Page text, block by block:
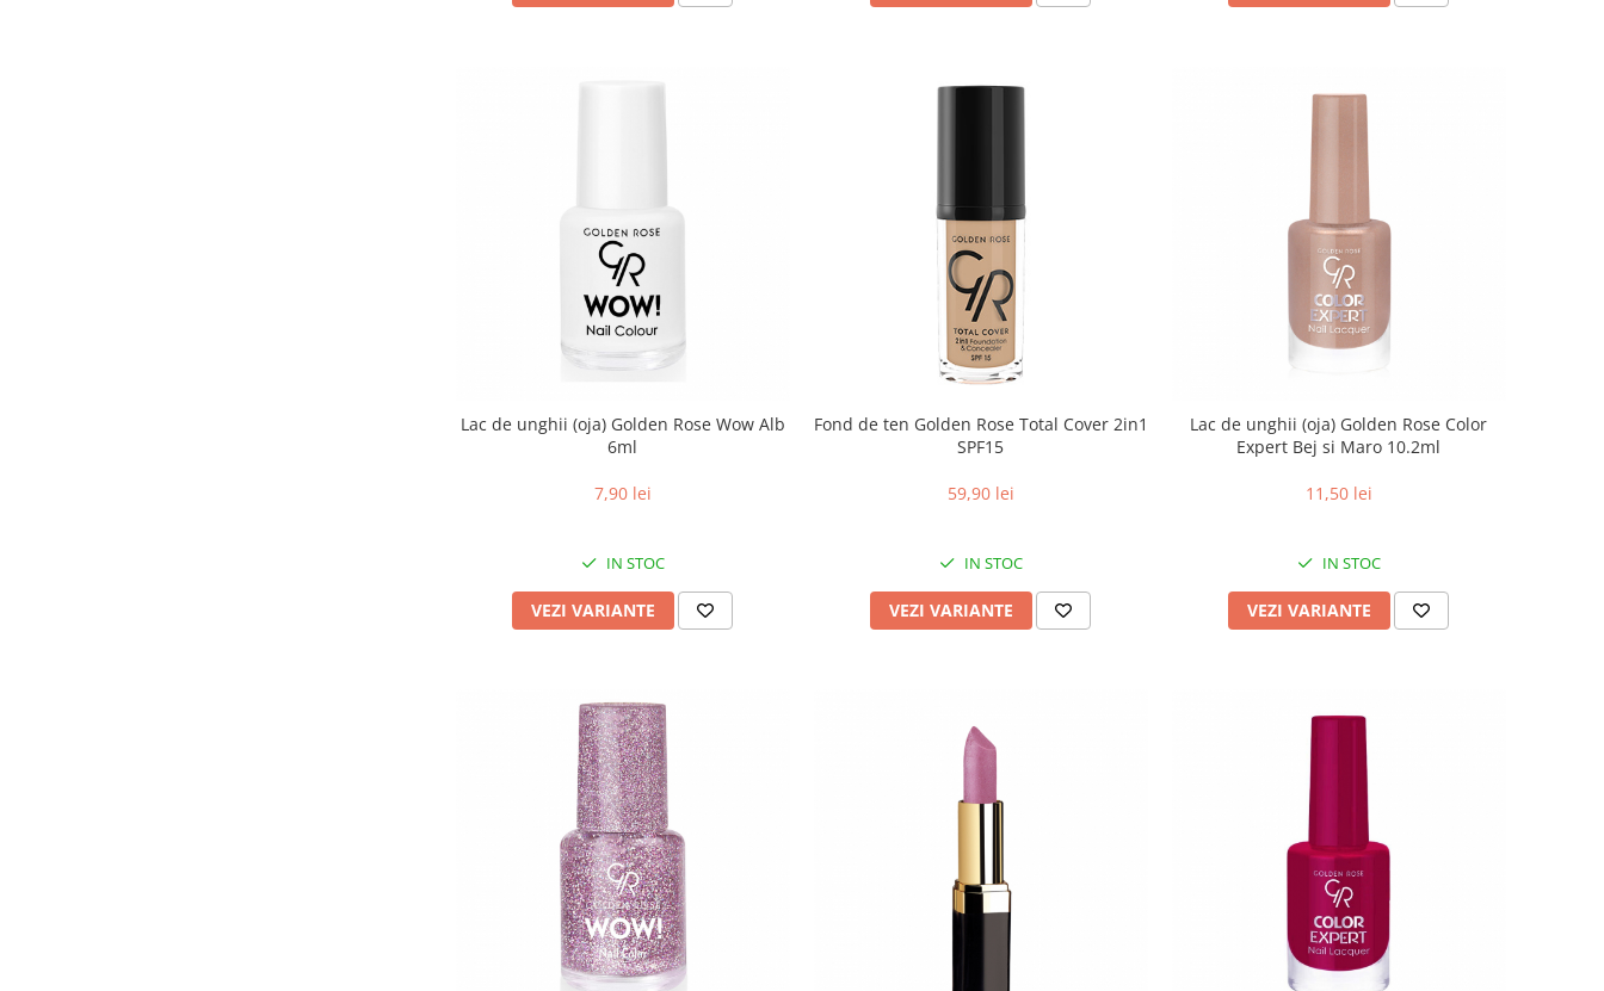
Lac de unghii (oja) Golden Rose Wow Alb
6ml
7,90 lei
IN STOC
VEZI VARIANTE
Fond de ten Golden Rose Total Cover 2in1
SPF15
59,90 lei
IN STOC
VEZI VARIANTE
Lac de unghii (oja) Golden Rose Color
Expert Bej si Maro 10.2ml
11,50 lei
IN STOC
VEZI VARIANTE